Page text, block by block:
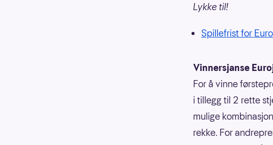
Lykke til!
Spillefrist for
Vinnersjanse
For å vinne
i tillegg til 2 rette
mulige
rekke. For